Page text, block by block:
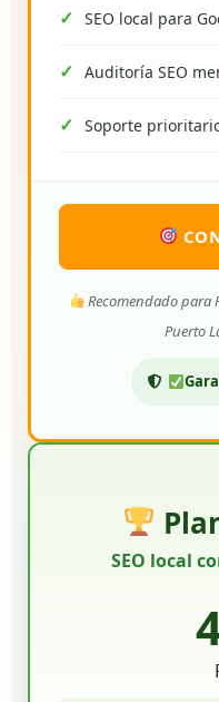
SEO local para
Auditoría SEO
Soporte
Recomendado para
Puerto
SEO local